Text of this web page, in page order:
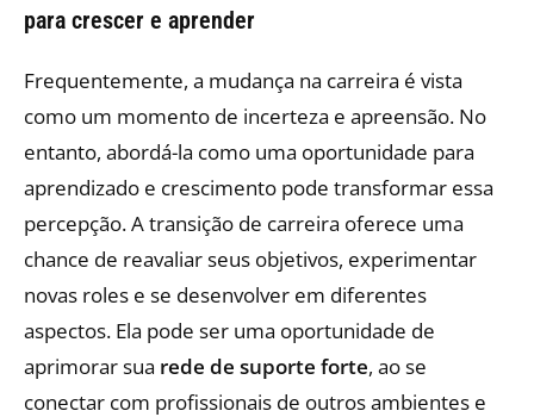
para crescer e aprender
Frequentemente, a mudança na carreira é vista
como um momento de incerteza e apreensão. No
entanto, abordá-la como uma oportunidade para
aprendizado e crescimento pode transformar essa
percepção. A transição de carreira oferece uma
chance de reavaliar seus objetivos, experimentar
novas roles e se desenvolver em diferentes
aspectos. Ela pode ser uma oportunidade de
aprimorar sua rede de suporte forte, ao se
conectar com profissionais de outros ambientes e